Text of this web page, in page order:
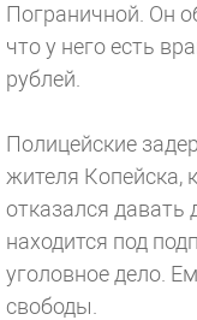
Пограничной. Он
что у него есть
рублей.
Полицейские
жителя Копейска,
отказался давать
находится под
уголовное дело.
свободы.